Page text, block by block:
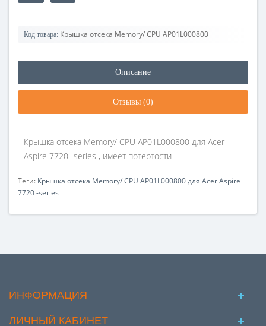
Код товара: Крышка отсека Memory/ CPU AP01L000800
Описание
Отзывы (0)
Крышка отсека Memory/ CPU AP01L000800 для Acer
Aspire 7720 -series , имеет потертости
Теги: Крышка отсека Memory/ CPU AP01L000800 для Acer Aspire
7720 -series
ИНФОРМАЦИЯ
ЛИЧНЫЙ КАБИНЕТ